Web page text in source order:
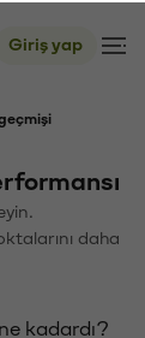
Giriş yap
daha
kadardı?